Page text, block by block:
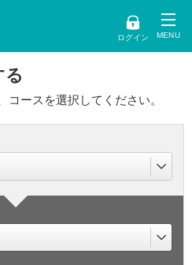
ログイン
る
ースを選択してください。